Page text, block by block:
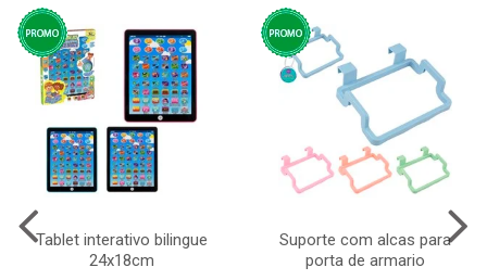
Tablet interativo bilingue
24x18cm
Suporte com alcas para
porta de armario